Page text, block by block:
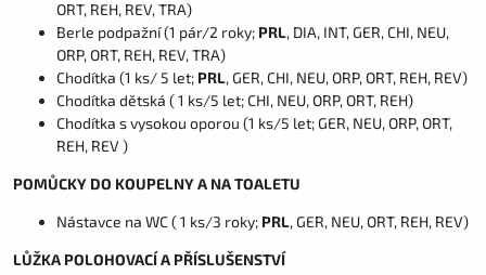
ORT, REH, REV, TRA)
Berle podpažní (1 pár/2 roky; PRL, DIA, INT, GER, CHI, NEU,
ORP, ORT, REH, REV, TRA)
Chodítka (1 ks/ 5 let; PRL, GER, CHI, NEU, ORP, ORT, REH, REV)
Chodítka dětská ( 1 ks/5 let; CHI, NEU, ORP, ORT, REH)
Chodítka s vysokou oporou (1 ks/5 let; GER, NEU, ORP, ORT,
REH, REV )
POMŮCKY DO KOUPELNY A NA TOALETU
Nástavce na WC ( 1 ks/3 roky; PRL, GER, NEU, ORT, REH, REV)
LŮŽKA POLOHOVACÍ A PŘÍSLUŠENSTVÍ